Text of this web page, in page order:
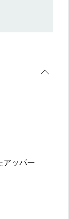
アッパー